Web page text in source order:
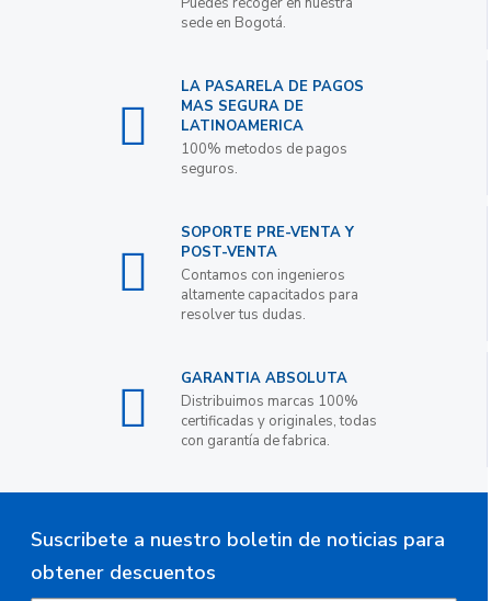
sede en Bogotá.
LA PASARELA DE PAGOS
MAS SEGURA DE
LATINOAMERICA
100% metodos de pagos
seguros.
SOPORTE PRE-VENTA Y
POST-VENTA
Contamos con ingenieros
altamente capacitados para
resolver tus dudas.
GARANTIA ABSOLUTA
Distribuimos marcas 100%
certificadas y originales, todas
con garantía de fabrica.
Suscribete a nuestro boletin de noticias para
obtener descuentos